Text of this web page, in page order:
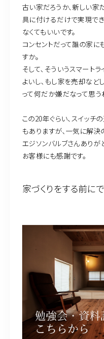
古い家だろうか、新しい
具に付けるだけで実現で
なくてもいいです。
コンセントだって誰の家
すか。
そして、そういうスマート
よいし、もし家を売却な
って何だか嫌だなって思う
この20年ぐらい、スイッチ
もありますが、一気に解決
エジソンバルブさんありが
お客様にも感謝です。
家づくりをする前に